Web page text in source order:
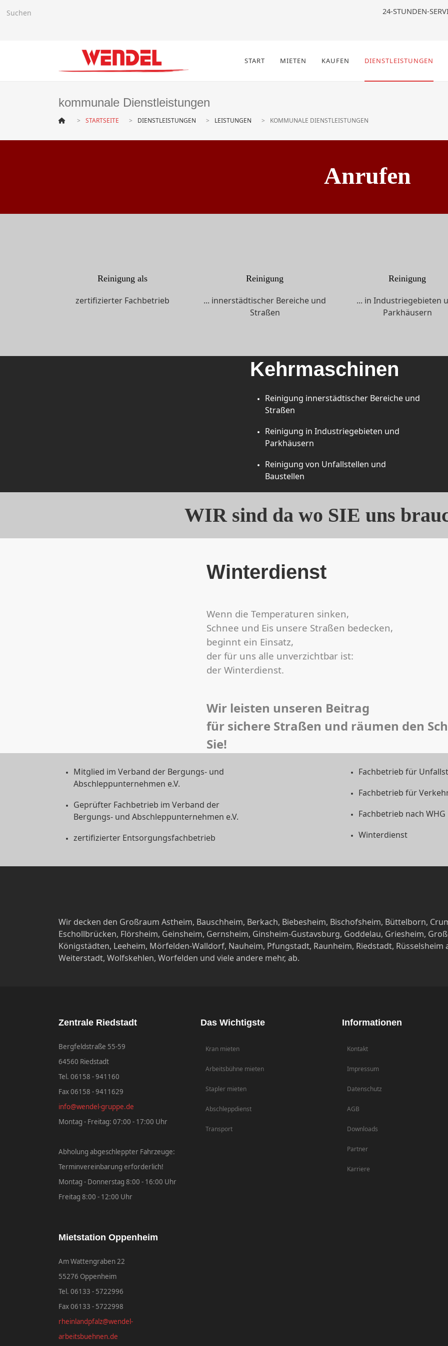
24-STUNDEN-
START MIETEN KAUFEN DIENSTLEISTUNGEN
kommunale Dienstleistungen
STARTSEITE DIENSTLEISTUNGEN LEISTUNGEN KOMMUNALE DIENSTLEISTUNGEN
Anrufen
Reinigung als
zertifizierter Fachbetrieb
Reinigung
... innerstädtischer Bereiche und
Straßen
Reinigung
... in Industriegebieten
Parkhäusern
Kehrmaschinen
Reinigung innerstädtischer Bereiche und
Straßen
Reinigung in Industriegebieten und
Parkhäusern
Reinigung von Unfallstellen und
Baustellen
WIR sind da wo SIE uns
Winterdienst
Wenn die Temperaturen sinken,
Schnee und Eis unsere Straßen bedecken,
beginnt ein Einsatz,
der für uns alle unverzichtbar ist:
der Winterdienst.
Wir leisten unseren Beitrag
für sichere Straßen und räumen den
Sie!
Mitglied im Verband der Bergungs- und
Abschleppunternehmen e.V.
Geprüfter Fachbetrieb im Verband der
Bergungs- und Abschleppunternehmen e.V.
zertifizierter Entsorgungsfachbetrieb
Fachbetrieb für
Fachbetrieb für
Fachbetrieb nach WHG
Winterdienst
Wir decken den Großraum Astheim, Bauschheim, Berkach, Biebesheim, Bischofsheim, Büttelborn,
Eschollbrücken, Flörsheim, Geinsheim, Gernsheim, Ginsheim-Gustavsburg, Goddelau, Griesheim,
Königstädten, Leeheim, Mörfelden-Walldorf, Nauheim, Pfungstadt, Raunheim, Riedstadt, Rüsselsheim
Weiterstadt, Wolfskehlen, Worfelden und viele andere mehr, ab.
Zentrale Riedstadt
Bergfeldstraße 55-59
64560 Riedstadt
Tel. 06158 - 941160
Fax 06158 - 9411629
info@wendel-gruppe.de
Montag - Freitag: 07:00 - 17:00 Uhr
Abholung abgeschleppter Fahrzeuge:
Terminvereinbarung erforderlich!
Montag - Donnerstag 8:00 - 16:00 Uhr
Freitag 8:00 - 12:00 Uhr
Mietstation Oppenheim
Am Wattengraben 22
55276 Oppenheim
Tel. 06133 - 5722996
Fax 06133 - 5722998
rheinlandpfalz@wendel-
arbeitsbuehnen.de
Das Wichtigste
Kran mieten
Arbeitsbühne mieten
Stapler mieten
Abschleppdienst
Transport
Informationen
Kontakt
Impressum
Datenschutz
AGB
Downloads
Partner
Karriere